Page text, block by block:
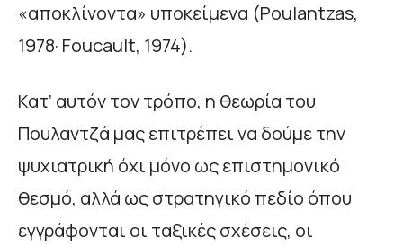
«αποκλίνοντα» υποκείμενα (Poulantzas,
1978· Foucault, 1974).
Κατ’ αυτόν τον τρόπο, η θεωρία του
Πουλαντζά μας επιτρέπει να δούμε την
ψυχιατρική όχι μόνο ως επιστημονικό
θεσμό, αλλά ως στρατηγικό πεδίο όπου
εγγράφονται οι ταξικές σχέσεις, οι